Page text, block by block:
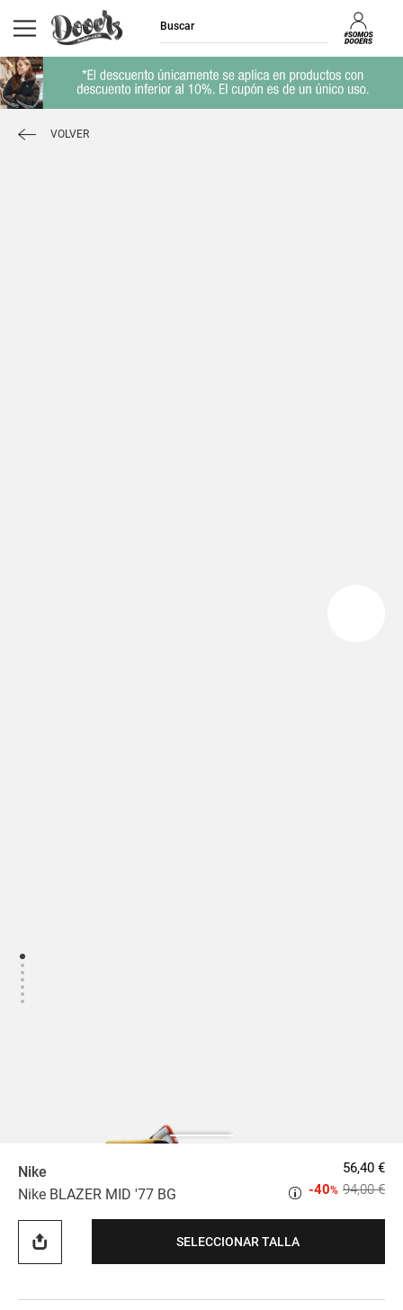
VOLVER
Nike
Nike BLAZER MID '77 BG
56,40 €
94,00 €
-40%
SELECCIONAR TALLA